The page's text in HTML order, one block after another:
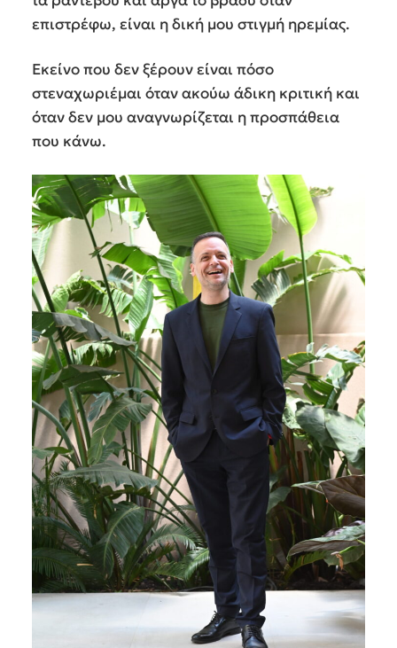
επιστρέφω, είναι η δική μου στιγμή ηρεμίας.
Εκείνο που δεν ξέρουν είναι πόσο
στεναχωριέμαι όταν ακούω άδικη κριτική και
όταν δεν μου αναγνωρίζεται η προσπάθεια
που κάνω.